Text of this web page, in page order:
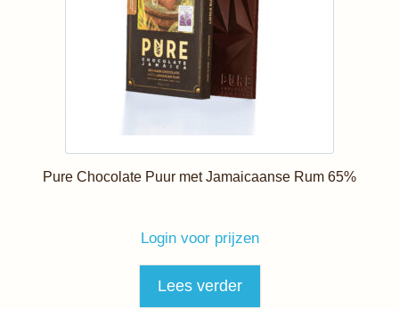
Pure Chocolate Puur met Jamaicaanse Rum 65%
Login voor prijzen
Lees verder